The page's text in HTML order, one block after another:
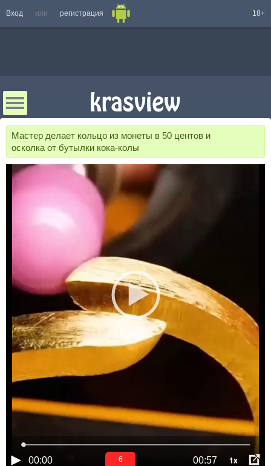
Вход или регистрация 18+
Мастер делает кольцо из монеты в 50 центов и
осколка от бутылки кока-колы
00:00 00:57 1x
5